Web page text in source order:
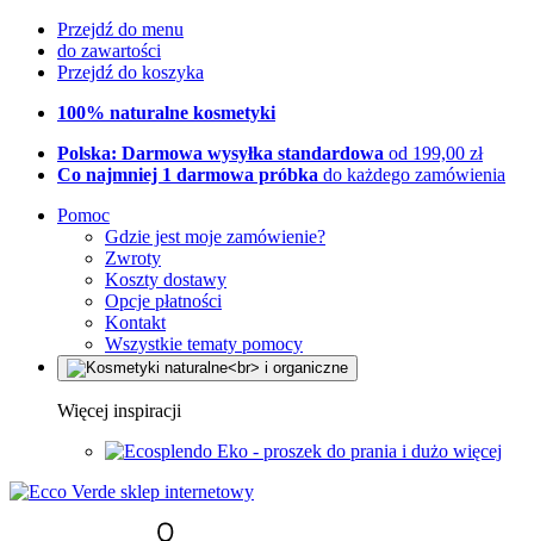
Przejdź do menu
do zawartości
Przejdź do koszyka
100% naturalne kosmetyki
Polska: Darmowa wysyłka standardowa od 199,00 zł
Co najmniej 1 darmowa próbka do każdego zamówienia
Pomoc
Gdzie jest moje zamówienie?
Zwroty
Koszty dostawy
Opcje płatności
Kontakt
Wszystkie tematy pomocy
Więcej inspiracji
Eko - proszek do prania i dużo więcej